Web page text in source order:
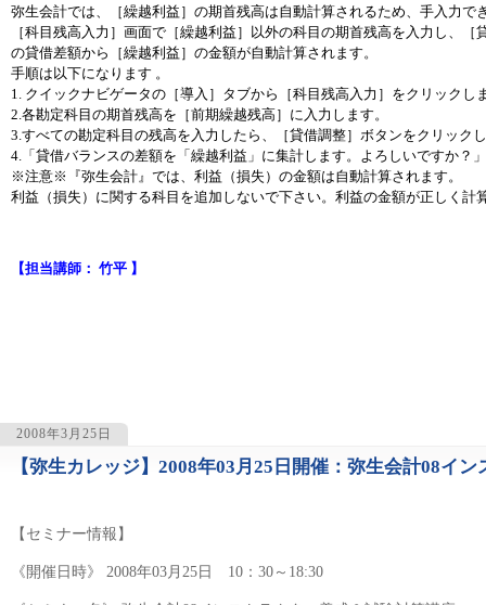
弥生会計では、［繰越利益］の期首残高は自動計算されるため、手入力で
［科目残高入力］画面で［繰越利益］以外の科目の期首残高を入力し、
の貸借差額から［繰越利益］の金額が自動計算されます。
手順は以下になります 。
1. クイックナビゲータの［導入］タブから［科目残高入力］をクリックし
2.各勘定科目の期首残高を［前期繰越残高］に入力します。
3.すべての勘定科目の残高を入力したら、［貸借調整］ボタンをクリック
4.「貸借バランスの差額を「繰越利益」に集計します。よろしいですか？
※注意※『弥生会計』では、利益（損失）の金額は自動計算されます。
利益（損失）に関する科目を追加しないで下さい。利益の金額が正しく計
【担当講師： 竹平 】
2008年3月25日
【弥生カレッジ】2008年03月25日開催：弥生会計08イ
【セミナー情報】
《開催日時》 2008年03月25日 10：30～18:30